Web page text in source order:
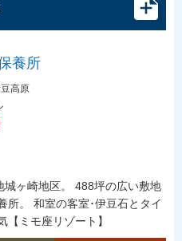
養所
高原
ヶ崎地区。 488坪の広い敷地
所。 和室の客室･伊豆石とタイ
【ミモ座リゾート】